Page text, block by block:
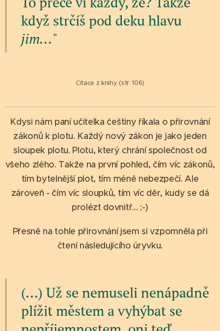
když strčíš pod deku hlavu
jim..."
Citace z knihy (str. 106)
Kdysi nám paní učitelka češtiny říkala o přirovnání
zákonů k plotu. Každý nový zákon je jako jeden
sloupek plotu. Plotu, který chrání společnost od
všeho zlého. Takže na první pohled, čím víc zákonů,
tím bytelnější plot, tím méně nebezpečí. Ale
zároveň - čím víc sloupků, tím víc děr, kudy se dá
prolézt dovnitř... ;-)
Přesně na tohle přirovnání jsem si vzpomněla při
čtení následujícího úryvku.
(...) Už se nemuseli nenápadně
plížit městem a vyhýbat se